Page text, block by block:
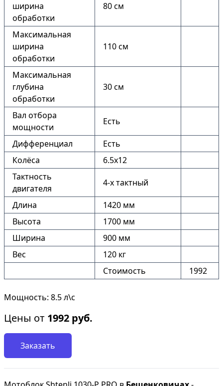
ширина
обработки
80 см
Максимальная
ширина
обработки
110 см
Максимальная
глубина
обработки
30 см
Вал отбора
мощности
Есть
Дифференциал
Есть
Колёса
6.5х12
Тактность
двигателя
4-х тактный
Длина
1420 мм
Высота
1700 мм
Ширина
900 мм
Вес
120 кг
Стоимость
1992
Мощность: 8.5 л\с
Цены от 1992 руб.
Заказать